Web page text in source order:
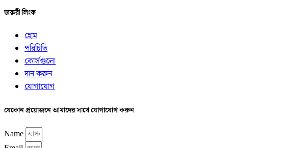
জরুরী লিংক
হোম
পরিচিতি
কোর্সগুলো
দান করুন
যোগাযোগ
যেকোন প্রয়োজনে আমাদের সাথে যোগাযোগ করুন
Name